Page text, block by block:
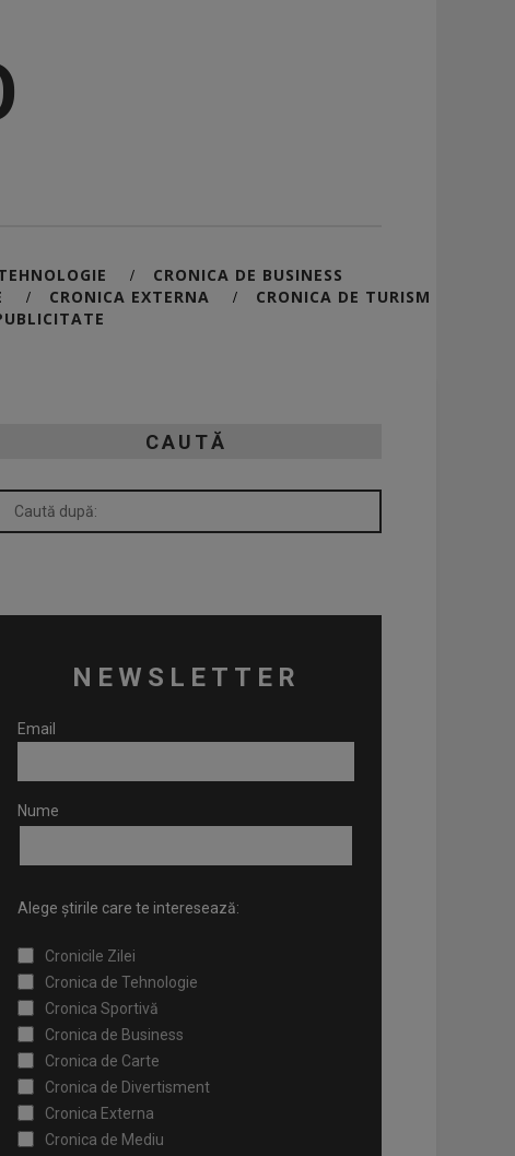
/ CRONICA DE BUSINESS
/ CRONICA EXTERNA / CRONICA DE TURISM
CAUTĂ
NEWSLETTER
Email
Nume
Alege știrile care te interesează:
Cronicile Zilei
Cronica de Tehnologie
Cronica Sportivă
Cronica de Business
Cronica de Carte
Cronica de Divertisment
Cronica Externa
Cronica de Mediu